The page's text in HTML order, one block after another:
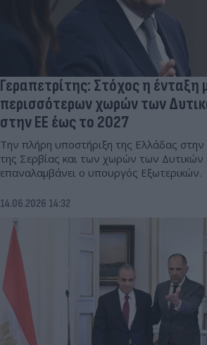
Γεραπετρίτης: Στόχος η ένταξη
περισσότερων χωρών των
στην ΕΕ έως το 2027
Την πλήρη υποστήριξη της Ελλάδας
της Σερβίας και των χωρών των Δυτικών
επαναλαμβάνει ο υπουργός Εξωτερικών.
14.06.2026 14:32